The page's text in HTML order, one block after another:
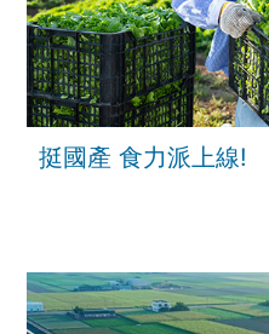
挺國產 食力派上線!